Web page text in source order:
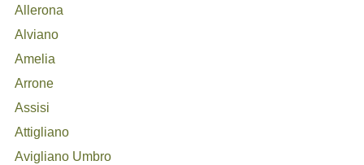
Allerona
Alviano
Amelia
Arrone
Assisi
Attigliano
Avigliano Umbro